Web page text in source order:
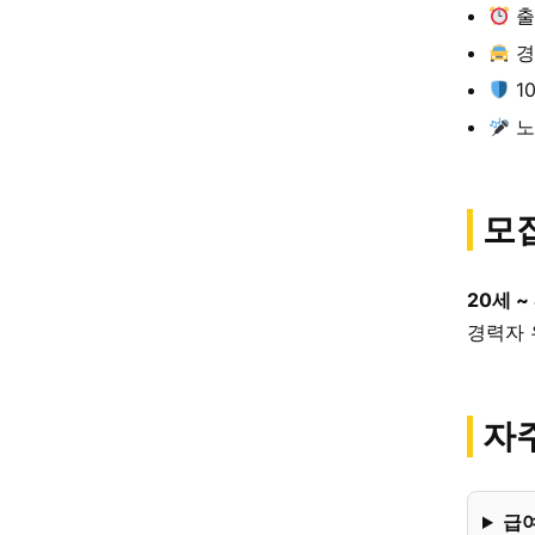
모
20세 ~
경력자
자
급